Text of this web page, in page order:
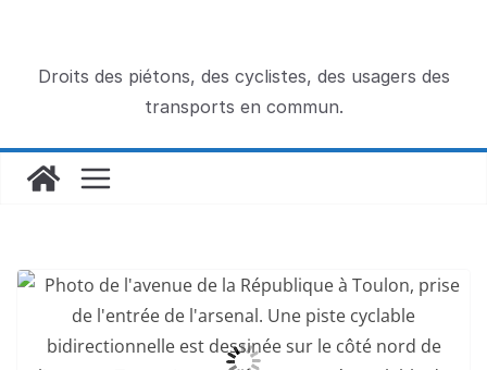
contenuDroits des piétons, des cyclistes, des usagers des
transports en commun.